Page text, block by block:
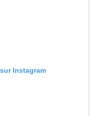
Instagram